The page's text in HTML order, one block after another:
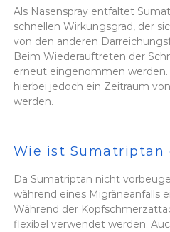
Als Nasenspray entfaltet
schnellen Wirkungsgrad, der
von den anderen
Beim Wiederauftreten der
erneut eingenommen
hierbei jedoch ein Zeitraum
werden.
Wie ist Sumatriptan
Da Sumatriptan nicht
während eines Migräneanfalls
Während der
flexibel verwendet werden.